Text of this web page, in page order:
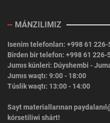
MÁNZILIMIZ
Isenim telefonları: +998 61 226-
Birden bir telefon: +998 61 226-
Jumıs kúnleri: Dúyshembi -
Jumıs waqtı: 9:00 - 18:00
Túslik waqtı: 13:00 - 14:00
Sayt materiallarınan
kórsetiliwi shárt!